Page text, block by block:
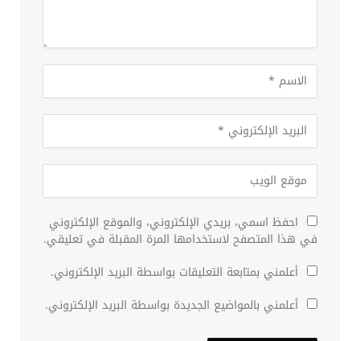
احفظ اسمي، بريدي الإلكتروني، والموقع الإلكتروني
في هذا المتصفح لاستخدامها المرة المقبلة في تعليقي.
أعلمني بمتابعة التعليقات بواسطة البريد الإلكتروني.
أعلمني بالمواضيع الجديدة بواسطة البريد الإلكتروني.